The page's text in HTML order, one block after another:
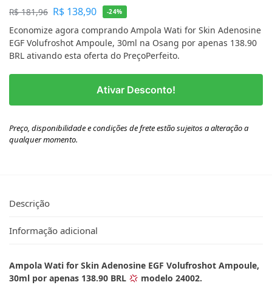
R$181,96 R$ 138,90 -24%
Economize agora comprando Ampola Wati for Skin Adenosine
EGF Volufroshot Ampoule, 30ml na Osang por apenas 138.90
BRL ativando esta oferta do PreçoPerfeito.
Ativar Desconto!
Preço, disponibilidade e condições de frete estão sujeitos a alteração a
qualquer momento.
Descrição
Informação adicional
Ampola Wati for Skin Adenosine EGF Volufroshot Ampoule,
30ml por apenas 138.90 BRL
modelo 24002.